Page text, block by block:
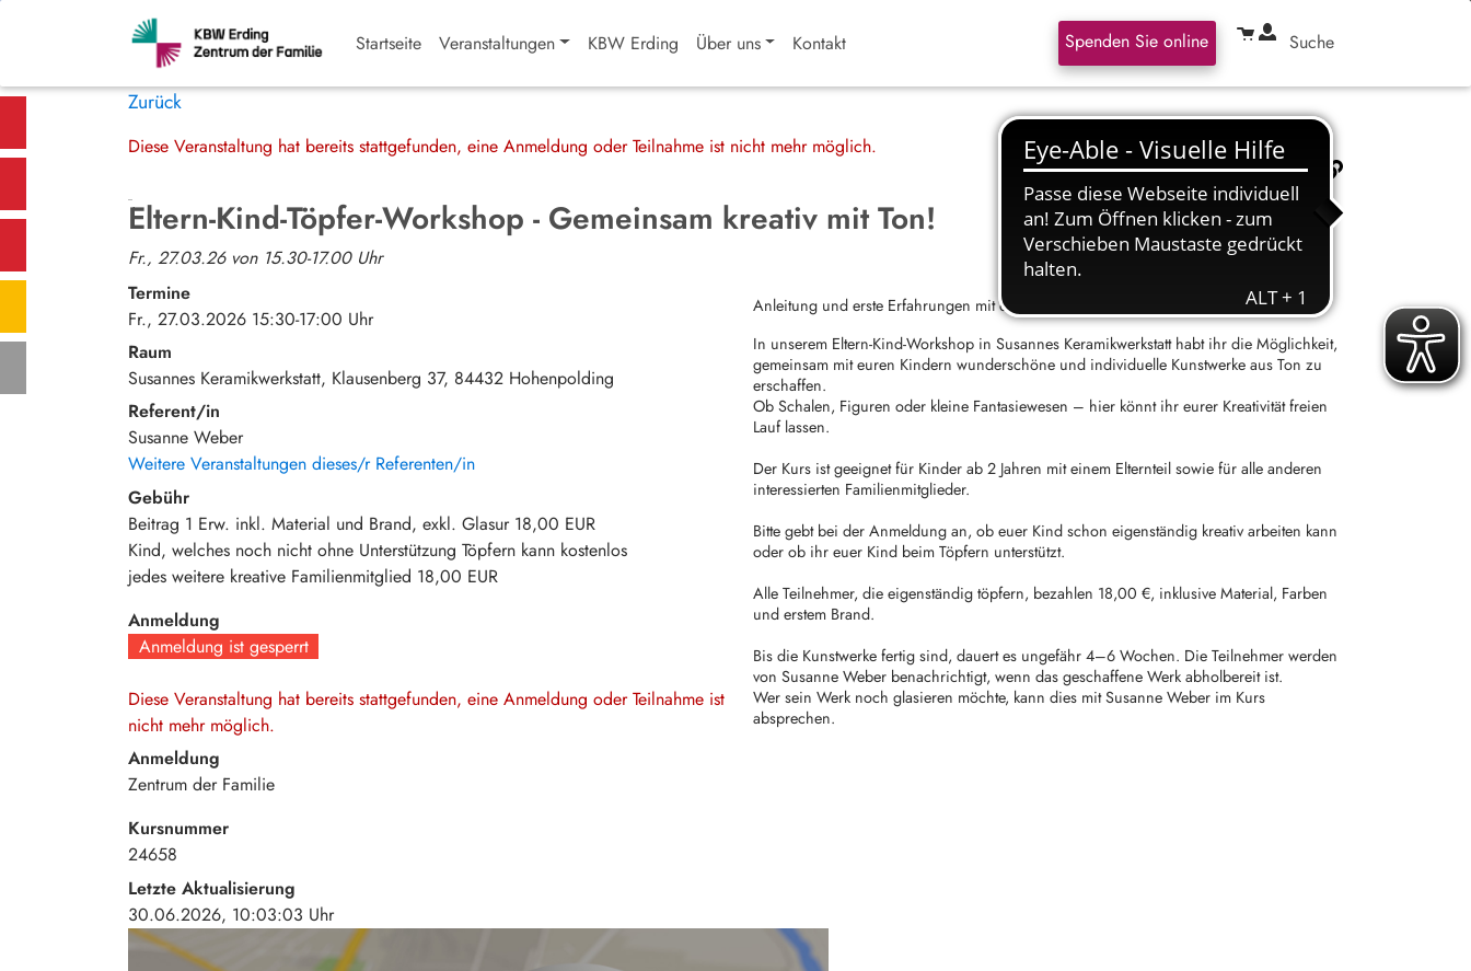
Startseite Veranstaltungen KBW Erding Über uns Kontakt Spenden Sie online Suche
Zurück
Diese Veranstaltung hat bereits stattgefunden, eine Anmeldung oder Teilnahme ist nicht mehr möglich.
Eltern-Kind-Töpfer-Workshop - Gemeinsam kreativ mit Ton!
Fr., 27.03.26 von 15.30-17.00 Uhr
Anleitung und erste Erfahrungen mit dem Material Ton für Eltern mit ihren Kindern
In unserem Eltern-Kind-Workshop in Susannes Keramikwerkstatt habt ihr die Möglichkeit,
gemeinsam mit euren Kindern wunderschöne und individuelle Kunstwerke aus Ton zu
erschaffen.
Ob Schalen, Figuren oder kleine Fantasiewesen – hier könnt ihr eurer Kreativität freien
Lauf lassen.
Der Kurs ist geeignet für Kinder ab 2 Jahren mit einem Elternteil sowie für alle anderen
interessierten Familienmitglieder.
Bitte gebt bei der Anmeldung an, ob euer Kind schon eigenständig kreativ arbeiten kann
oder ob ihr euer Kind beim Töpfern unterstützt.
Alle Teilnehmer, die eigenständig töpfern, bezahlen 18,00 €, inklusive Material, Farben
und erstem Brand.
Bis die Kunstwerke fertig sind, dauert es ungefähr 4–6 Wochen. Die Teilnehmer werden
von Susanne Weber benachrichtigt, wenn das geschaffene Werk abholbereit ist.
Wer sein Werk noch glasieren möchte, kann dies mit Susanne Weber im Kurs
absprechen.
Termine
Fr., 27.03.2026 15:30-17:00 Uhr
Raum
Susannes Keramikwerkstatt Klausenberg 37 84432 Hohenpolding
Referent/in
Susanne Weber
Weitere Veranstaltungen dieses/r Referenten/in
Gebühr
Beitrag 1 Erw. inkl. Material und Brand, exkl. Glasur 18,00 EUR
Kind, welches noch nicht ohne Unterstützung Töpfern kann kostenlos
jedes weitere kreative Familienmitglied 18,00 EUR
Anmeldung
Anmeldung ist gesperrt
Diese Veranstaltung hat bereits stattgefunden, eine Anmeldung oder Teilnahme ist
nicht mehr möglich.
Anmeldung
Zentrum der Familie
Kursnummer
24658
Letzte Aktualisierung
30.06.2026, 10:03:03 Uhr